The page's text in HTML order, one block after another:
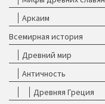
Аркаим
Всемирная история
Древний мир
Античность
Древняя Греция